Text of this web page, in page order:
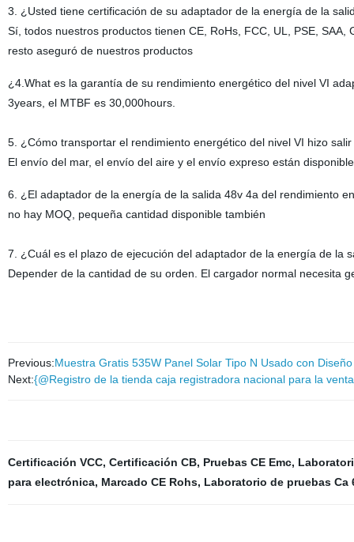
3. ¿Usted tiene certificación de su adaptador de la energía de la
Sí, todos nuestros productos tienen CE, RoHs, FCC, UL, PSE,
resto aseguró de nuestros productos
¿4.What es la garantía de su rendimiento energético del nivel VI
3years, el MTBF es 30,000hours.
5. ¿Cómo transportar el rendimiento energético del nivel VI hizo
El envío del mar, el envío del aire y el envío expreso están
6. ¿El adaptador de la energía de la salida 48v 4a del rendimiento
no hay MOQ, pequeña cantidad disponible también
7. ¿Cuál es el plazo de ejecución del adaptador de la energía de la
Depender de la cantidad de su orden. El cargador normal necesita
Previous:Muestra Gratis 535W Panel Solar Tipo N Usado con
Next:{@Registro de la tienda caja registradora nacional para la
Certificación VCC, Certificación CB, Pruebas CE Emc,
para electrónica, Marcado CE Rohs, Laboratorio de pruebas Ca